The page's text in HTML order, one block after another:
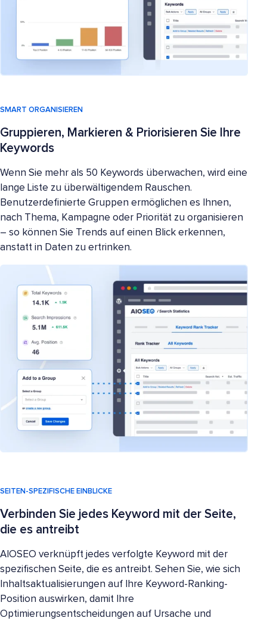
SMART ORGANISIEREN
Gruppieren, Markieren & Priorisieren Sie Ihre
Keywords
Wenn Sie mehr als 50 Keywords überwachen, wird eine
lange Liste zu überwältigendem Rauschen.
Benutzerdefinierte Gruppen ermöglichen es Ihnen,
nach Thema, Kampagne oder Priorität zu organisieren
– so können Sie Trends auf einen Blick erkennen,
anstatt in Daten zu ertrinken.
SEITEN-SPEZIFISCHE EINBLICKE
Verbinden Sie jedes Keyword mit der Seite,
die es antreibt
AIOSEO verknüpft jedes verfolgte Keyword mit der
spezifischen Seite, die es antreibt. Sehen Sie, wie sich
Inhaltsaktualisierungen auf Ihre Keyword-Ranking-
Position auswirken, damit Ihre
Optimierungsentscheidungen auf Ursache und